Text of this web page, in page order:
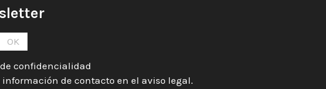
confidencialidad
de contacto en el aviso legal.